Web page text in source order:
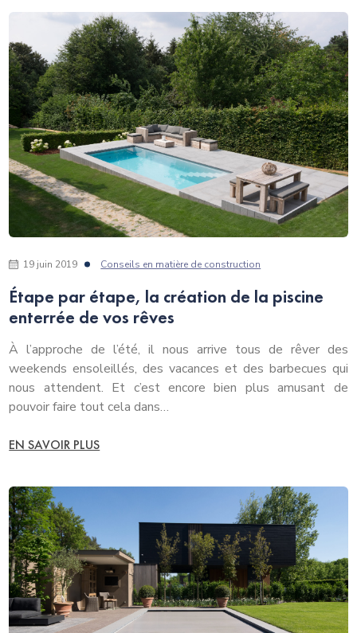
19 juin 2019 Conseils en matière de construction
Étape par étape, la création de la piscine
enterrée de vos rêves
À l’approche de l’été, il nous arrive tous de rêver des
weekends ensoleillés, des vacances et des barbecues qui
nous attendent. Et c’est encore bien plus amusant de
pouvoir faire tout cela dans…
EN SAVOIR PLUS